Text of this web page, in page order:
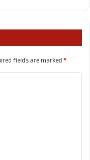
fields are marked*